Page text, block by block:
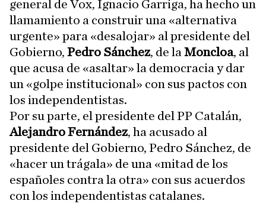
general de Vox, Ignacio Garriga, ha hecho un
llamamiento a construir una «alternativa
urgente» para «desalojar» al presidente del
Gobierno, Pedro Sánchez, de la Moncloa, al
que acusa de «asaltar» la democracia y dar
un «golpe institucional» con sus pactos con
los independentistas.
Por su parte, el presidente del PP Catalán,
Alejandro Fernández, ha acusado al
presidente del Gobierno, Pedro Sánchez, de
«hacer un trágala» de una «mitad de los
españoles contra la otra» con sus acuerdos
con los independentistas catalanes.